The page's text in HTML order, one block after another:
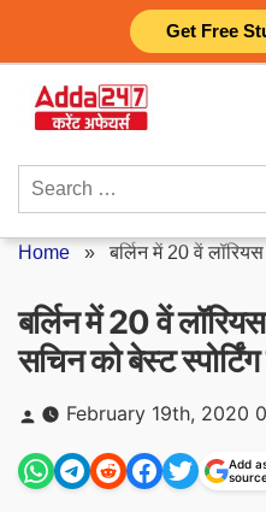
Get Free
content
Search
Home »बर्लिन में 20 वें
बर्लिन में 20 वें
सचिन को बेस्ट
Posted
by
February 19th, 2020
Add